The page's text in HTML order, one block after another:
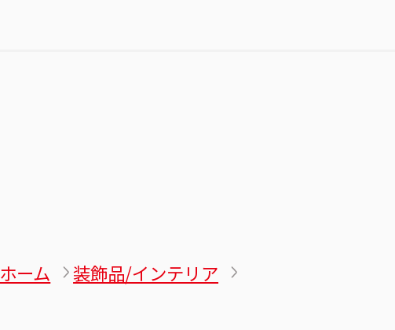
ホーム
装飾品/インテリア